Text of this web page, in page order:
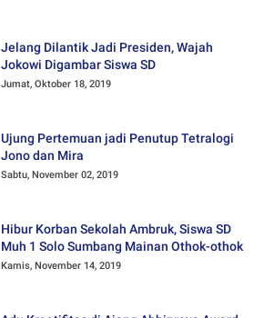
Jelang Dilantik Jadi Presiden, Wajah
Jokowi Digambar Siswa SD
Jumat, Oktober 18, 2019
Ujung Pertemuan jadi Penutup Tetralogi
Jono dan Mira
Sabtu, November 02, 2019
Hibur Korban Sekolah Ambruk, Siswa SD
Muh 1 Solo Sumbang Mainan Othok-othok
Kamis, November 14, 2019